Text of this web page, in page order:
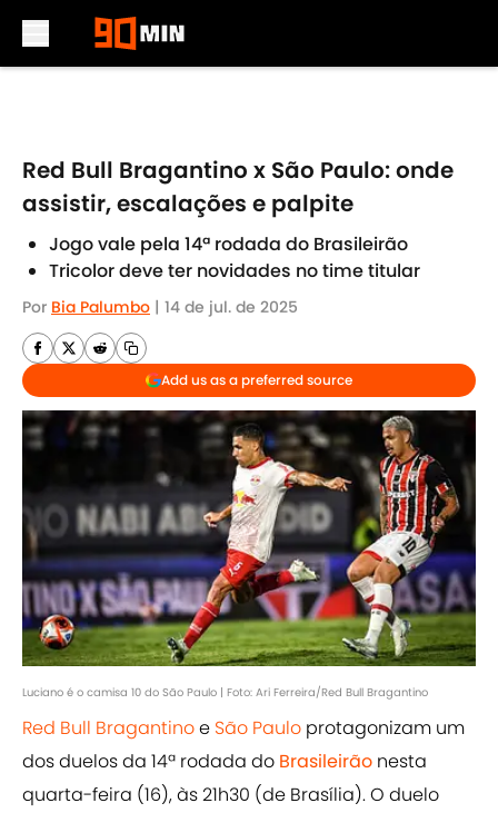
Red Bull Bragantino x São Paulo: onde
assistir, escalações e palpite
Jogo vale pela 14ª rodada do Brasileirão
Tricolor deve ter novidades no time titular
Por Bia Palumbo | 14 de jul. de 2025
Add us as a preferred source
Luciano é o camisa 10 do São Paulo | Foto: Ari Ferreira/Red Bull Bragantino
Red Bull Bragantinoe São Paulo protagonizam um
dos duelos da 14ª rodada do Brasileirão nesta
quarta-feira (16), às 21h30 (de Brasília). O duelo